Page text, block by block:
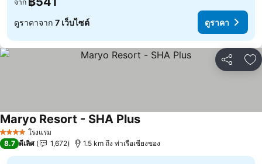
จาก
ดูราคาจาก 7 เว็บไซต์ ดูราคา
แชร์ เ
4 ดาว โรงแรม
Maryo Resort - SHA Plus
8.7 ดีเลิศ 1,672 1.5 km ถึง ท่าเรือเชียงของ